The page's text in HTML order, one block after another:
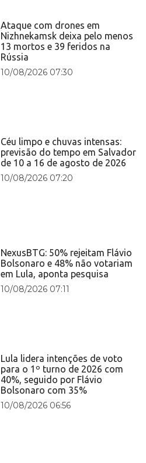
Ataque com drones em
Nizhnekamsk deixa pelo menos
13 mortos e 39 feridos na
Rússia
10/08/2026 07:30
Céu limpo e chuvas intensas:
previsão do tempo em Salvador
de 10 a 16 de agosto de 2026
10/08/2026 07:20
NexusBTG: 50% rejeitam Flávio
Bolsonaro e 48% não votariam
em Lula, aponta pesquisa
10/08/2026 07:11
Lula lidera intenções de voto
para o 1º turno de 2026 com
40%, seguido por Flávio
Bolsonaro com 35%
10/08/2026 06:56